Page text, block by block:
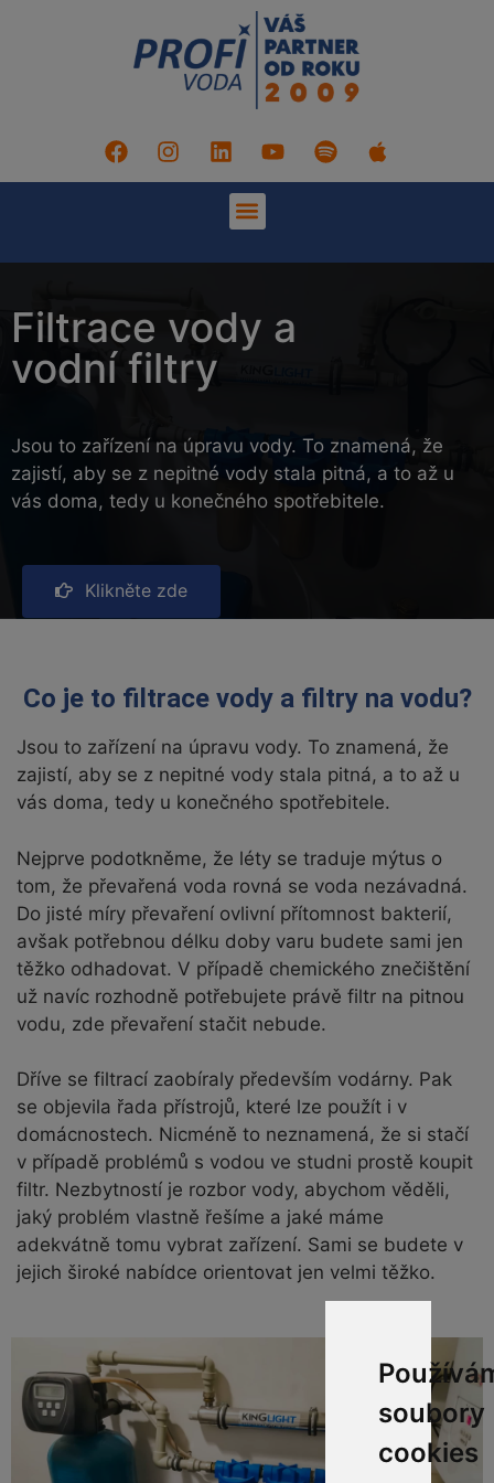
soubory
cookies
Filtrace vody a
vodní filtry
Jsou to zařízení na úpravu vody. To znamená, že
zajistí, aby se z nepitné vody stala pitná, a to až u
vás doma, tedy u konečného spotřebitele.
Klikněte zde
Co je to filtrace vody a filtry na vodu?
Jsou to zařízení na úpravu vody. To znamená, že
zajistí, aby se z nepitné vody stala pitná, a to až u
vás doma, tedy u konečného spotřebitele.
Nejprve podotkněme, že léty se traduje mýtus o
tom, že převařená voda rovná se voda nezávadná.
Do jisté míry převaření ovlivní přítomnost bakterií,
avšak potřebnou délku doby varu budete sami jen
těžko odhadovat. V případě chemického znečištění
už navíc rozhodně potřebujete právě filtr na pitnou
vodu, zde převaření stačit nebude.
Dříve se filtrací zaobíraly především vodárny. Pak
se objevila řada přístrojů, které lze použít i v
domácnostech. Nicméně to neznamená, že si stačí
v případě problémů s vodou ve studni prostě koupit
filtr. Nezbytností je rozbor vody, abychom věděli,
jaký problém vlastně řešíme a jaké máme
adekvátně tomu vybrat zařízení. Sami se budete v
jejich široké nabídce orientovat jen velmi těžko.